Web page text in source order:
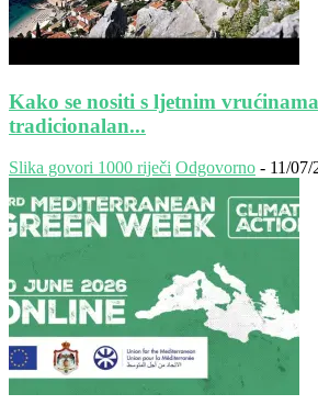
Kako se nositi s ljetnim
tradicionalan...
Slika govori 1000 riječi Odgovorno - 11/07/